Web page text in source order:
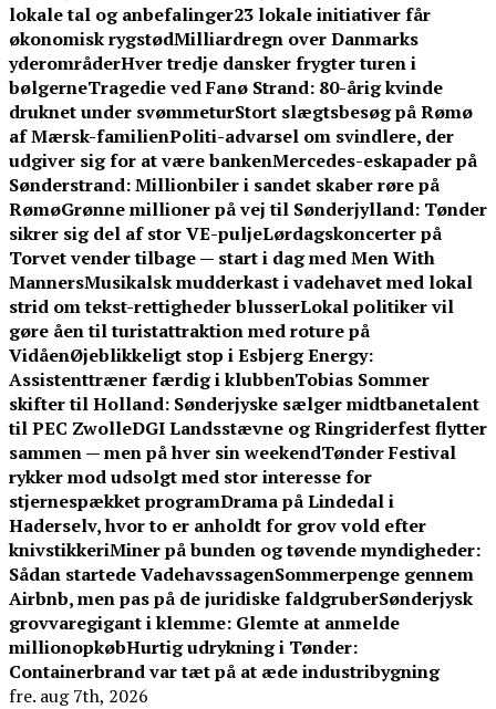
lokale tal og anbefalinger23 lokale initiativer får
økonomisk rygstødMilliardregn over Danmarks
yderområderHver tredje dansker frygter turen i
bølgerneTragedie ved Fanø Strand: 80-årig kvinde
druknet under svømmeturStort slægtsbesøg på Rømø
af Mærsk-familienPoliti-advarsel om svindlere, der
udgiver sig for at være bankenMercedes-eskapader på
Sønderstrand: Millionbiler i sandet skaber røre på
RømøGrønne millioner på vej til Sønderjylland: Tønder
sikrer sig del af stor VE-puljeLørdagskoncerter på
Torvet vender tilbage — start i dag med Men With
MannersMusikalsk mudderkast i vadehavet med lokal
strid om tekst-rettigheder blusserLokal politiker vil
gøre åen til turistattraktion med roture på
VidåenØjeblikkeligt stop i Esbjerg Energy:
Assistenttræner færdig i klubbenTobias Sommer
skifter til Holland: Sønderjyske sælger midtbanetalent
til PEC ZwolleDGI Landsstævne og Ringriderfest flytter
sammen — men på hver sin weekendTønder Festival
rykker mod udsolgt med stor interesse for
stjernespækket programDrama på Lindedal i
Haderselv, hvor to er anholdt for grov vold efter
knivstikkeriMiner på bunden og tøvende myndigheder:
Sådan startede VadehavssagenSommerpenge gennem
Airbnb, men pas på de juridiske faldgruberSønderjysk
grovvaregigant i klemme: Glemte at anmelde
millionopkøbHurtig udrykning i Tønder:
Containerbrand var tæt på at æde industribygning
fre. aug 7th, 2026